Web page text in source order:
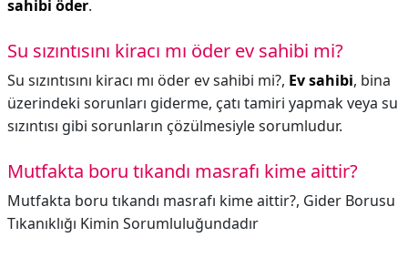
sahibi öder.
Su sızıntısını kiracı mı öder ev sahibi mi?
Su sızıntısını kiracı mı öder ev sahibi mi?, Ev sahibi, bina
üzerindeki sorunları giderme, çatı tamiri yapmak veya su
sızıntısı gibi sorunların çözülmesiyle sorumludur.
Mutfakta boru tıkandı masrafı kime aittir?
Mutfakta boru tıkandı masrafı kime aittir?, Gider Borusu
Tıkanıklığı Kimin Sorumluluğundadır